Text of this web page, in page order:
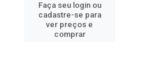
Faça seu login ou
cadastre-se para
ver preços e
comprar